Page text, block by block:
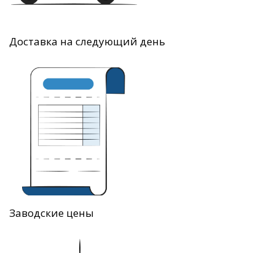
Доставка на следующий день
Заводские цены